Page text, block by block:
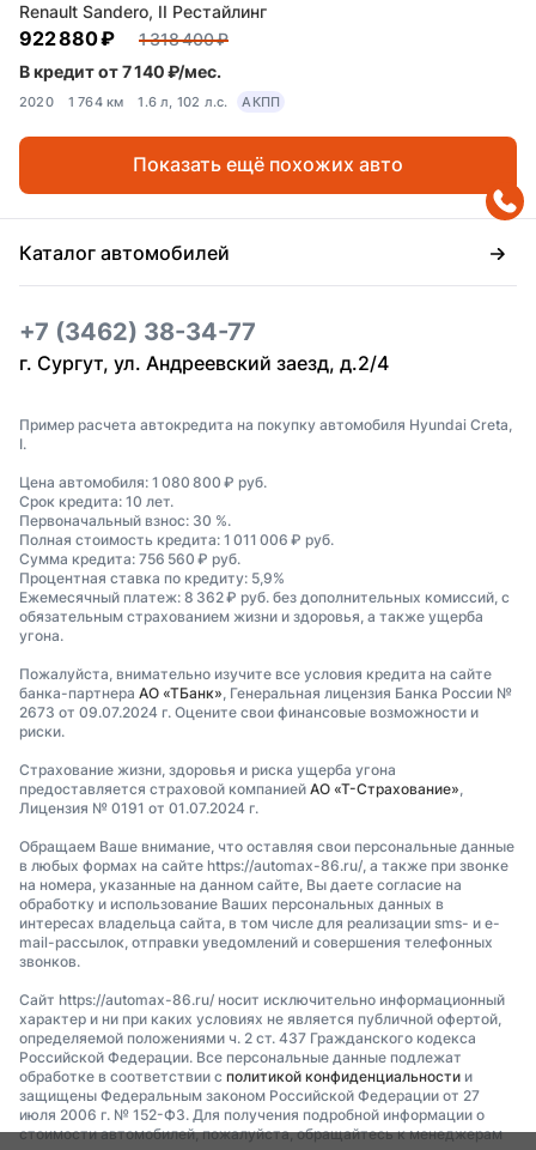
Renault Sandero, II Рестайлинг
922 880 ₽
1 318 400 ₽
В кредит от 7 140 ₽/мес.
2020 1 764 км 1.6 л, 102 л.с. АКПП
Показать ещё похожих авто
Каталог автомобилей
+7 (3462) 38-34-77
г. Сургут, ул. Андреевский заезд, д.2/4
Пример расчета автокредита на покупку автомобиля Hyundai Creta,
I.
Цена автомобиля: 1 080 800 ₽ руб.
Срок кредита: 10 лет.
Первоначальный взнос: 30 %.
Полная стоимость кредита: 1 011 006 ₽ руб.
Сумма кредита: 756 560 ₽ руб.
Процентная ставка по кредиту: 5,9%
Ежемесячный платеж: 8 362 ₽ руб. без дополнительных комиссий, с
обязательным страхованием жизни и здоровья, а также ущерба
угона.
Пожалуйста, внимательно изучите все условия кредита на сайте
банка-партнера АО «ТБанк», Генеральная лицензия Банка России №
2673 от 09.07.2024 г. Оцените свои финансовые возможности и
риски.
Страхование жизни, здоровья и риска ущерба угона
предоставляется страховой компанией АО «Т-Страхование»,
Лицензия № 0191 от 01.07.2024 г.
Обращаем Ваше внимание, что оставляя свои персональные данные
в любых формах на сайте https://automax-86.ru/, а также при звонке
на номера, указанные на данном сайте, Вы даете согласие на
обработку и использование Ваших персональных данных в
интересах владельца сайта, в том числе для реализации sms- и e-
mail-рассылок, отправки уведомлений и совершения телефонных
звонков.
Сайт https://automax-86.ru/ носит исключительно информационный
характер и ни при каких условиях не является публичной офертой,
определяемой положениями ч. 2 ст. 437 Гражданского кодекса
Российской Федерации. Все персональные данные подлежат
обработке в соответствии с политикой конфиденциальности и
защищены Федеральным законом Российской Федерации от 27
июля 2006 г. № 152-ФЗ. Для получения подробной информации о
стоимости автомобилей, пожалуйста, обращайтесь к менеджерам